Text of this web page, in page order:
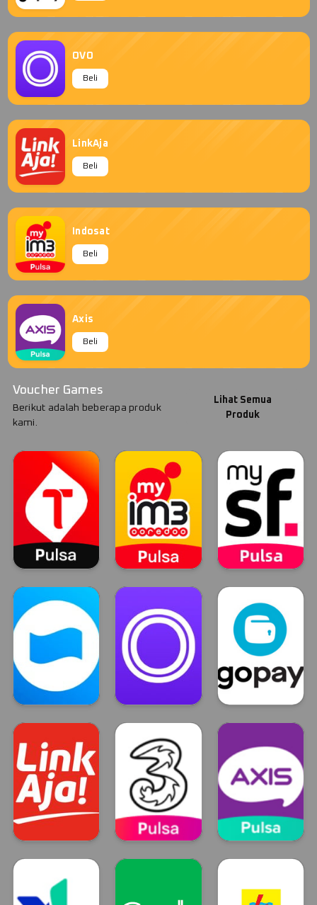
OVO
Beli
LinkAja
Beli
Indosat
Beli
Axis
Beli
Voucher Games
Berikut adalah beberapa produk
kami.
Lihat Semua
Produk
TELKOMSEL INDOSAT Smartfren
DANA OVO GO PAY
LinkAja TRI Axis